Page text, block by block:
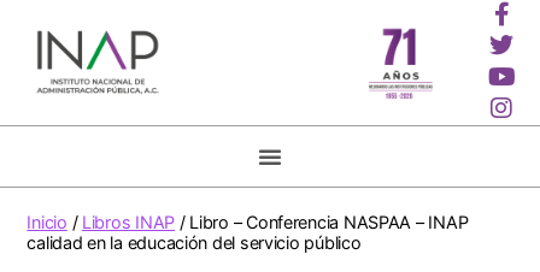
Inicio / Libros INAP / Libro – Conferencia NASPAA – INAP
calidad en la educación del servicio público